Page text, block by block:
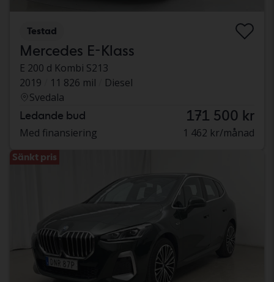
Testad
Mercedes E-Klass
E 200 d Kombi S213
2019
11 826 mil
Diesel
Svedala
Ledande bud 171 500 kr
Med finansiering 1 462 kr/månad
Sänkt pris